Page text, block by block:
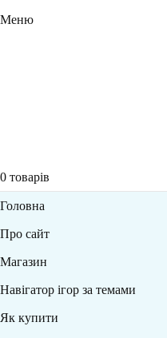
Меню
0 товарів
Головна
Про сайт
Магазин
Навігатор ігор за темами
Як купити